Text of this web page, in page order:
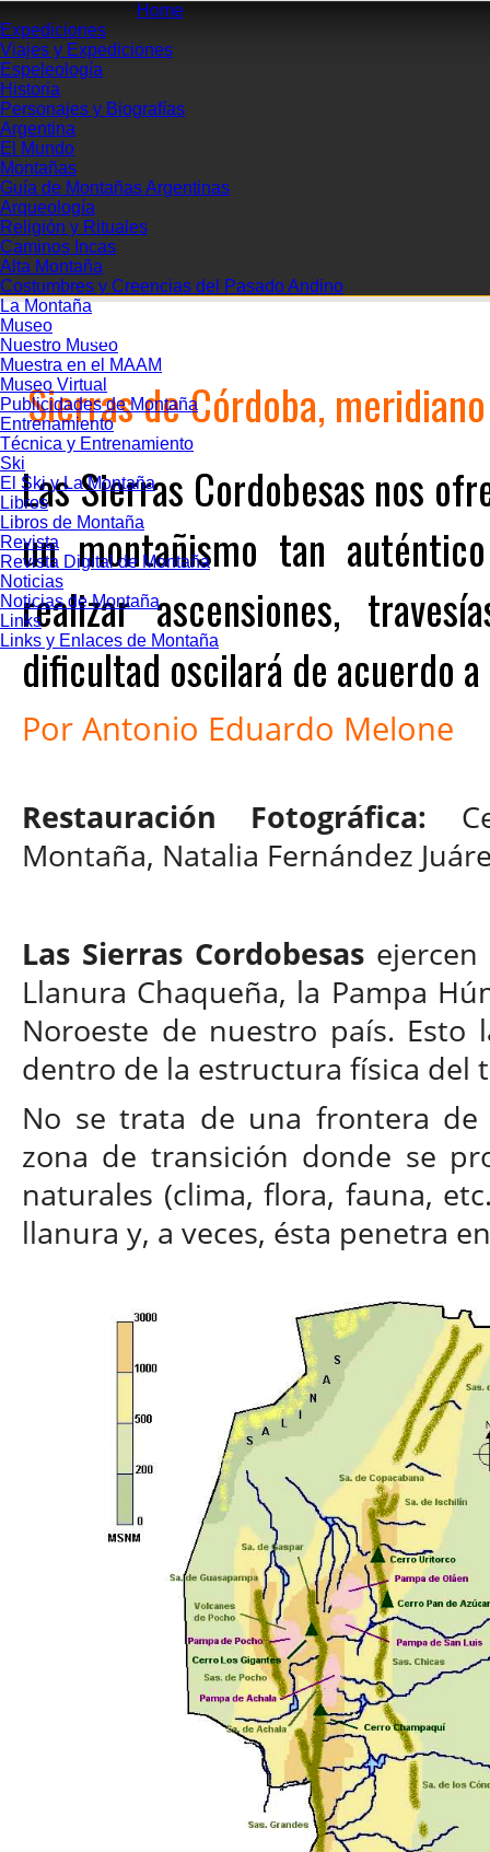
Home
Expediciones
Viajes y Expediciones
Espeleología
Historia
Personajes y Biografías
Argentina
El Mundo
Montañas
Guía de Montañas Argentinas
Arqueología
Religión y Rituales
Caminos Incas
Alta Montaña
Costumbres y Creencias del Pasado Andino
La Montaña
Museo
Nuestro Museo
Muestra en el MAAM
Museo Virtual
Publicidades de Montaña
Entrenamiento
Técnica y Entrenamiento
Ski
El Ski y La Montaña
Libros
Libros de Montaña
Revista
Revista Digital de Montaña
Noticias
Noticias de Montaña
Links
Links y Enlaces de Montaña
VOLVER A
Sierras de Córdoba,
Las Sierras Cordobesas nos
un montañismo tan
realizar ascensiones,
dificultad oscilará de acuerdo a
Por Antonio Eduardo Melone
Restauración Fotográfica:
Montaña, Natalia Fernández
Las Sierras Cordobesasejercen
Llanura Chaqueña, la Pampa
Noroeste de nuestro país. Esto
dentro de la estructura física del
No se trata de una frontera
zona de transición donde se
naturales (clima, flora, fauna,
llanura y, a veces, ésta penetra